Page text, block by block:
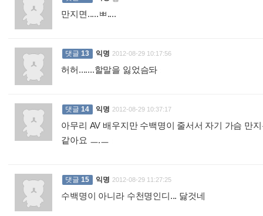
만지면.....ㅃ....
댓글 13 익명 2012-08-29 10:17:56
허허.......할말을 잃었슴돠
댓글 14 익명 2012-08-29 10:37:17
아무리 AV 배우지만 수백명이 줄서서 자기 가슴 만
같아요 ㅡ.ㅡ
댓글 15 익명 2012-08-29 11:27:25
수백명이 아니라 수천명인디... 닳것네